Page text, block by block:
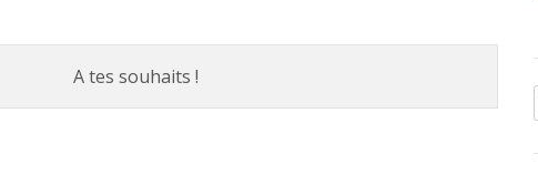
A tes souhaits !